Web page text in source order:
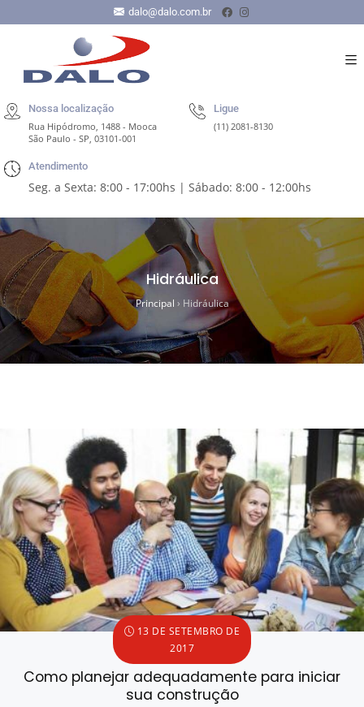
dalo@dalo.com.br
Nossa localização
Rua Hipódromo, 1488 - Mooca
São Paulo - SP, 03101-001
Ligue
(11) 2081-8130
Atendimento
Seg. a Sexta: 8:00 - 17:00hs | Sábado: 8:00 - 12:00hs
Hidráulica
Principal › Hidráulica
13 DE SETEMBRO DE
2017
Como planejar adequadamente para iniciar
sua construção